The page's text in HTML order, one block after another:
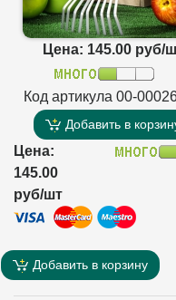
Цена: 145.00 руб/
Код артикула 00-
Добавить в
Цена:
145.00
руб/шт
Добавить в корзину